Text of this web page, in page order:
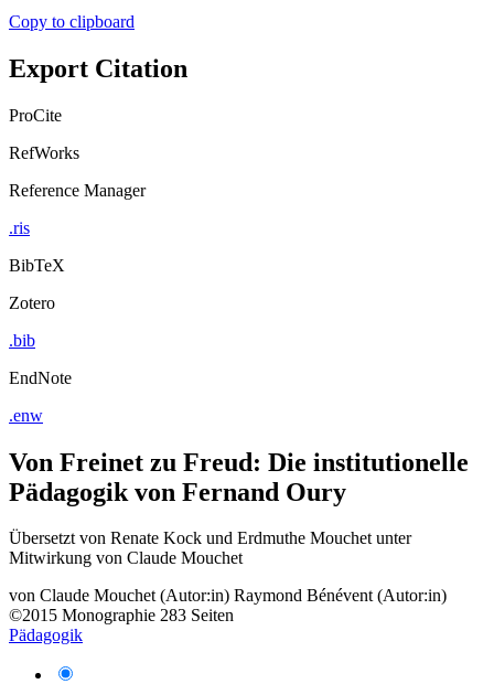
Copy to clipboard
Export Citation
ProCite
RefWorks
Reference Manager
.ris
BibTeX
Zotero
.bib
EndNote
.enw
Von Freinet zu Freud: Die institutionelle
Pädagogik von Fernand Oury
Übersetzt von Renate Kock und Erdmuthe Mouchet unter
Mitwirkung von Claude Mouchet
von Claude Mouchet (Autor:in) Raymond Bénévent (Autor:in)
©2015 Monographie 283 Seiten
Pädagogik